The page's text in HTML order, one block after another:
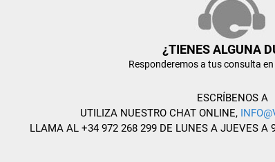
¿TIENES ALGUNA
Responderemos a tus consulta
ESCRÍBENOS A
UTILIZA NUESTRO CHAT ONLINE,
LLAMA AL +34 972 268 299 DE LUNES A JUEVES A